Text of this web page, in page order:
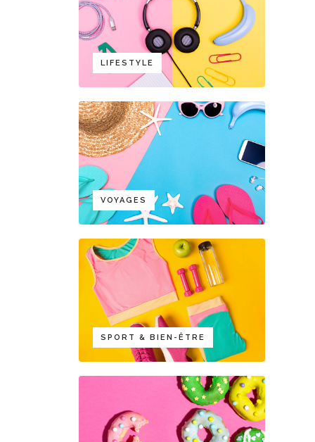
LIFESTYLE
VOYAGES
SPORT & BIEN-ÊTRE